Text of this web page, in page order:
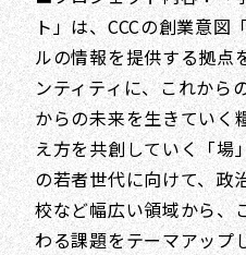
ト」は、CCCの創業意図
ルの情報を提供する拠点
ンティティに、これから
からの未来を生きていく
え方を共創していく「場
の若者世代に向けて、政
校など幅広い領域から、
わる課題をテーマアップ